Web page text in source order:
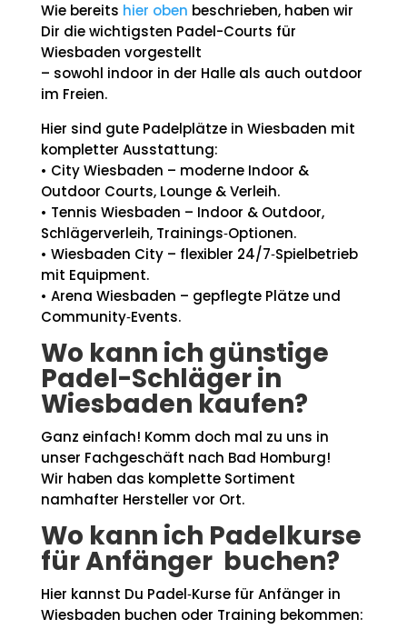
Wie bereits hier oben beschrieben, haben wir
Dir die wichtigsten Padel-Courts für
Wiesbaden vorgestellt
– sowohl indoor in der Halle als auch outdoor
im Freien.
Hier sind gute Padelplätze in Wiesbaden mit
kompletter Ausstattung:
• City Wiesbaden – moderne Indoor &
Outdoor Courts, Lounge & Verleih.
• Tennis Wiesbaden – Indoor & Outdoor,
Schlägerverleih, Trainings‑Optionen.
• Wiesbaden City – flexibler 24/7‑Spielbetrieb
mit Equipment.
• Arena Wiesbaden – gepflegte Plätze und
Community‑Events.
Wo kann ich günstige
Padel-Schläger in
Wiesbaden kaufen?
Ganz einfach! Komm doch mal zu uns in
unser Fachgeschäft nach Bad Homburg!
Wir haben das komplette Sortiment
namhafter Hersteller vor Ort.
Wo kann ich Padelkurse
für Anfänger buchen?
Hier kannst Du Padel‑Kurse für Anfänger in
Wiesbaden buchen oder Training bekommen: